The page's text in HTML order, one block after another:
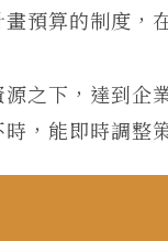
預算的制度，
之下，達到企
，能即時調整